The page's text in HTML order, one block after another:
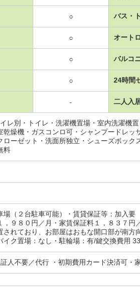
○ バス・
○ オート
○ バルコ
○ 24時間
- 二人入
レ別・トイレ・洗濯機置場・室内洗濯機
燥機・ガスコンロ可・シャンプードレッ
ーゼット・洗面所独立・シューズボッ
料
２台駐車可能）・賃貸保証等：加入要
９８０円／月・家賃保証料１，８３７円
れており、お部屋はおもな開口部が南方
ク置場：なし・駐輪場：有/鍵交換費用
人不要／代行 ・初期費用カード決済可・